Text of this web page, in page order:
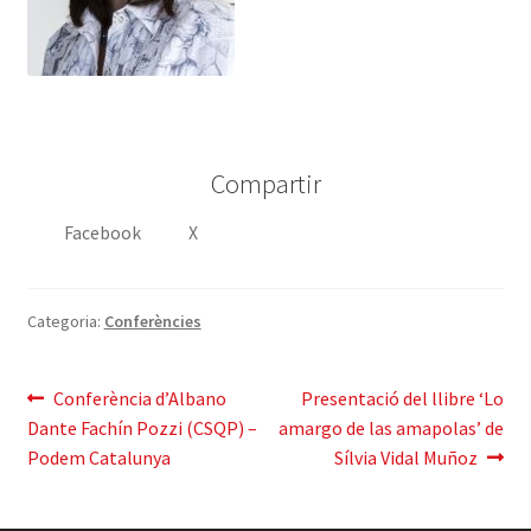
Compartir
Facebook X
Categoria: Conferències
Navegació
d'entrades
Entrada
anterior:
Conferència d’Albano
Dante Fachín Pozzi (CSQP) –
Podem Catalunya
Pròxima
entrada:
Presentació del llibre ‘Lo
amargo de las amapolas’ de
Sílvia Vidal Muñoz